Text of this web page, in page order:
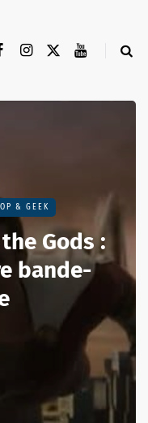
& GEEK
Gods :
bande-